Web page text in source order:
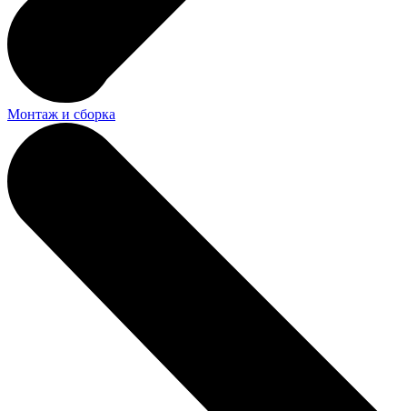
Монтаж и сборка